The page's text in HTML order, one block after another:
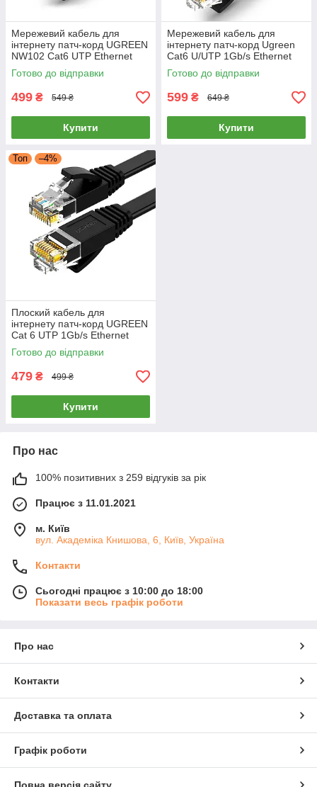
Мережевий кабель для
інтернету патч-корд UGREEN
NW102 Cat6 UTP Ethernet
Cable 15 метрів (чорний)
Готово до відправки
499 ₴ 549 ₴
Купити
Мережевий кабель для
інтернету патч-корд Ugreen
Cat6 U/UTP 1Gb/s Ethernet
Cable 20м (чорний) NW102
Готово до відправки
599 ₴ 649 ₴
Купити
Топ –4%
Плоский кабель для
інтернету патч-корд UGREEN
Cat 6 UTP 1Gb/s Ethernet
Cable 15м (чорний) NW102
Готово до відправки
479 ₴ 499 ₴
Купити
Про нас
100% позитивних з 259 відгуків за рік
Працює з 11.01.2021
м. Київ
вул. Академіка Книшовa, 6, Київ, Україна
Контакти
Сьогодні працює з 10:00 до 18:00
Показати весь графік роботи
Про нас
Контакти
Доставка та оплата
Графік роботи